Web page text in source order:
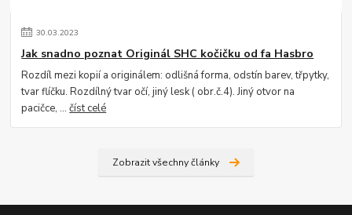
30.03.2023
Jak snadno poznat Originál SHC kočičku od fa Hasbro
Rozdíl mezi kopií a originálem: odlišná forma, odstín barev, třpytky,
tvar flíčku. Rozdílný tvar očí, jiný lesk ( obr.č.4). Jiný otvor na
pacičce, ...číst celé
Zobrazit všechny články